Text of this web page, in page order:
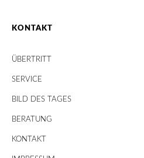
KONTAKT
ÜBERTRITT
SERVICE
BILD DES TAGES
BERATUNG
KONTAKT